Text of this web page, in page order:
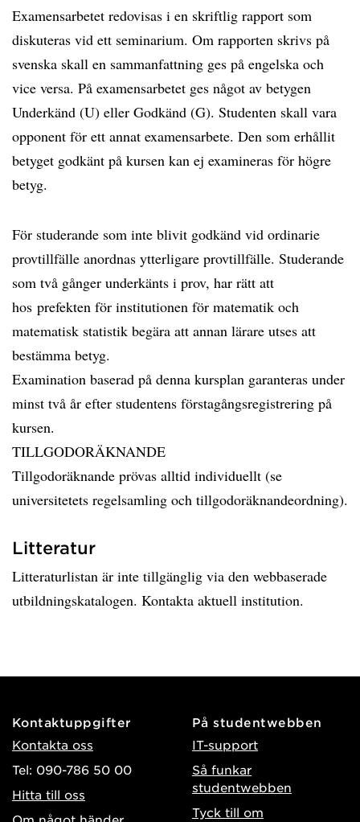
Examensarbetet redovisas i en skriftlig rapport som
diskuteras vid ett seminarium. Om rapporten skrivs på
svenska skall en sammanfattning ges på engelska och
vice versa. På examensarbetet ges något av betygen
Underkänd (U) eller Godkänd (G). Studenten skall vara
opponent för ett annat examensarbete. Den som erhållit
betyget godkänt på kursen kan ej examineras för högre
betyg.
För studerande som inte blivit godkänd vid ordinarie
provtillfälle anordnas ytterligare provtillfälle. Studerande
som två gånger underkänts i prov, har rätt att
hos prefekten för institutionen för matematik och
matematisk statistik begära att annan lärare utses att
bestämma betyg.
Examination baserad på denna kursplan garanteras under
minst två år efter studentens förstagångsregistrering på
kursen.
TILLGODORÄKNANDE
Tillgodoräknande prövas alltid individuellt (se
universitetets regelsamling och tillgodoräknandeordning).
Litteratur
Litteraturlistan är inte tillgänglig via den webbaserade
utbildningskatalogen. Kontakta aktuell institution.
Kontaktuppgifter
Kontakta oss
Tel: 090-786 50 00
Hitta till oss
På studentwebben
IT-support
Så funkar
studentwebben
Tyck till om